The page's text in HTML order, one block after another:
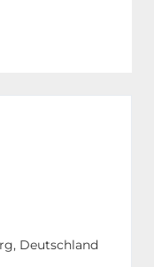
Deutschland